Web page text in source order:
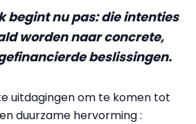
begint nu pas: die intenties
worden naar concrete,
beslissingen.
uitdagingen om te komen tot
duurzame hervorming :